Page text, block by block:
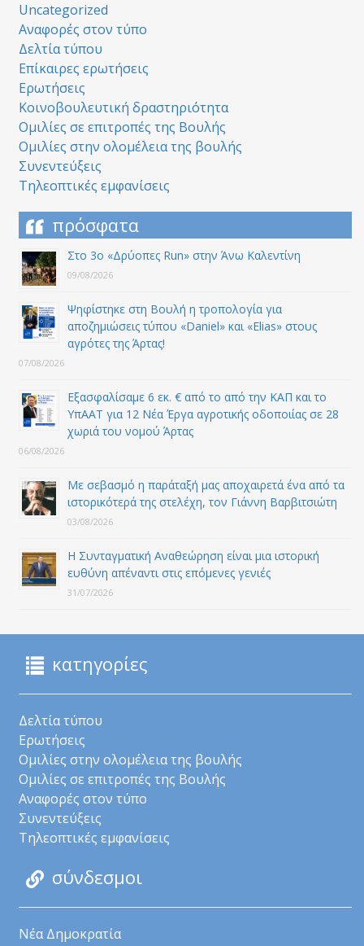
Uncategorized
Αναφορές στον τύπο
Δελτία τύπου
Επίκαιρες ερωτήσεις
Ερωτήσεις
Κοινοβουλευτική δραστηριότητα
Ομιλίες σε επιτροπές της Βουλής
Ομιλίες στην ολομέλεια της βουλής
Συνεντεύξεις
Τηλεοπτικές εμφανίσεις
πρόσφατα
Στο 3ο «Δρύοπες Run» στην Άνω Καλεντίνη
09/08/2026
Ψηφίστηκε στη Βουλή η τροπολογία για
αποζημιώσεις τύπου «Daniel» και «Elias» στους
αγρότες της Άρτας!
07/08/2026
Εξασφαλίσαμε 6 εκ. € από το από την ΚΑΠ και το
ΥπΑΑΤ για 12 Nέα Έργα αγροτικής οδοποιίας σε 28
χωριά του νομού Άρτας
06/08/2026
Με σεβασμό η παράταξή μας αποχαιρετά ένα από τα
ιστορικότερά της στελέχη, τον Γιάννη Βαρβιτσιώτη
03/08/2026
Η Συνταγματική Αναθεώρηση είναι μια ιστορική
ευθύνη απέναντι στις επόμενες γενιές
31/07/2026
κατηγορίες
Δελτία τύπου
Ερωτήσεις
Ομιλίες στην ολομέλεια της βουλής
Ομιλίες σε επιτροπές της Βουλής
Αναφορές στον τύπο
Συνεντεύξεις
Τηλεοπτικές εμφανίσεις
σύνδεσμοι
Νέα Δημοκρατία